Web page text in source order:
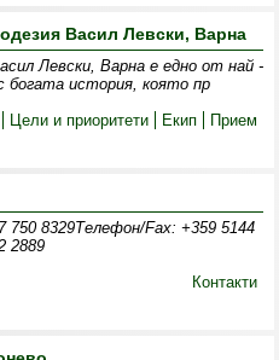
Васил Левски, Варна
Левски, Варна е едно от най -
богата история, която пр
Цели и приоритети Екип Прием
8329Телефон/Fax: +359 5144
2889
Контакти